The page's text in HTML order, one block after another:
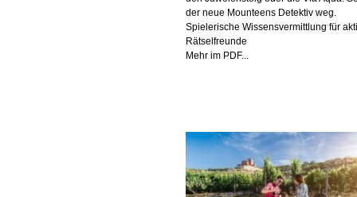
der neue Mounteens Detektiv weg.
Spielerische Wissensvermittlung für
Rätselfreunde
Mehr im PDF...